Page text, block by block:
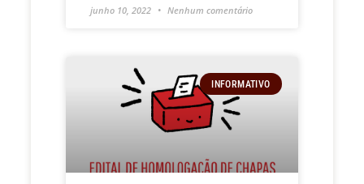
junho 10, 2022 Nenhum comentário
INFORMATIVO